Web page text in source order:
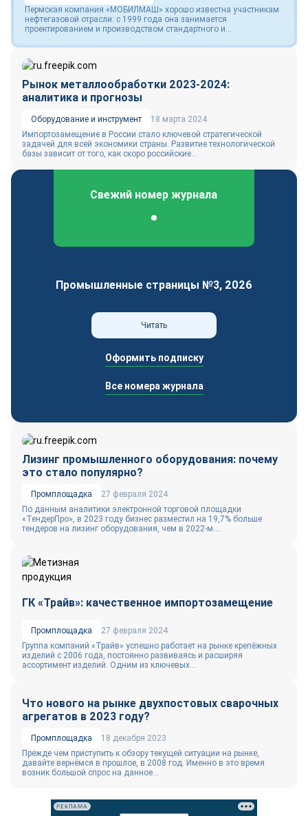
Пермская компания «МОБИЛМАШ» хорошо известна участникам
нефтегазовой отрасли: с 1999 года она занимается
проектированием и производством стандартного и...
Рынок металлообработки 2023-2024:
аналитика и прогнозы
Оборудование и инструмент
18 марта 2024
Импортозамещение в России стало ключевой стратегической
задачей для всей экономики страны. Развитие технологической
базы зависит от того, как скоро российские...
Свежий номер журнала
Промышленные страницы №3, 2026
Читать
Оформить подписку
Все номера журнала
Лизинг промышленного оборудования: почему
это стало популярно?
Промплощадка
27 февраля 2024
По данным аналитики электронной торговой площадки
«ТендерПро», в 2023 году бизнес разместил на 19,7% больше
тендеров на лизинг оборудования, чем в 2022-м....
ГК «Трайв»: качественное импортозамещение
Промплощадка
27 февраля 2024
Группа компаний «Трайв» успешно работает на рынке крепёжных
изделий с 2006 года, постоянно развиваясь и расширяя
ассортимент изделий. Одним из ключевых...
Что нового на рынке двухпостовых сварочных
агрегатов в 2023 году?
Промплощадка
18 декабря 2023
Прежде чем приступить к обзору текущей ситуации на рынке,
давайте вернёмся в прошлое, в 2008 год. Именно в это время
возник большой спрос на данное...
РЕКЛАМА